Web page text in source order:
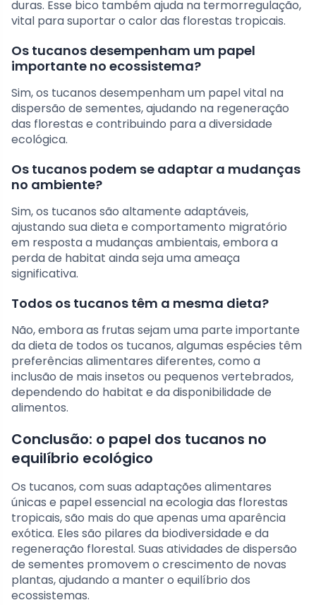
duras. Esse bico também ajuda na termorregulação,
vital para suportar o calor das florestas tropicais.
Os tucanos desempenham um papel
importante no ecossistema?
Sim, os tucanos desempenham um papel vital na
dispersão de sementes, ajudando na regeneração
das florestas e contribuindo para a diversidade
ecológica.
Os tucanos podem se adaptar a mudanças
no ambiente?
Sim, os tucanos são altamente adaptáveis,
ajustando sua dieta e comportamento migratório
em resposta a mudanças ambientais, embora a
perda de habitat ainda seja uma ameaça
significativa.
Todos os tucanos têm a mesma dieta?
Não, embora as frutas sejam uma parte importante
da dieta de todos os tucanos, algumas espécies têm
preferências alimentares diferentes, como a
inclusão de mais insetos ou pequenos vertebrados,
dependendo do habitat e da disponibilidade de
alimentos.
Conclusão: o papel dos tucanos no
equilíbrio ecológico
Os tucanos, com suas adaptações alimentares
únicas e papel essencial na ecologia das florestas
tropicais, são mais do que apenas uma aparência
exótica. Eles são pilares da biodiversidade e da
regeneração florestal. Suas atividades de dispersão
de sementes promovem o crescimento de novas
plantas, ajudando a manter o equilíbrio dos
ecossistemas.